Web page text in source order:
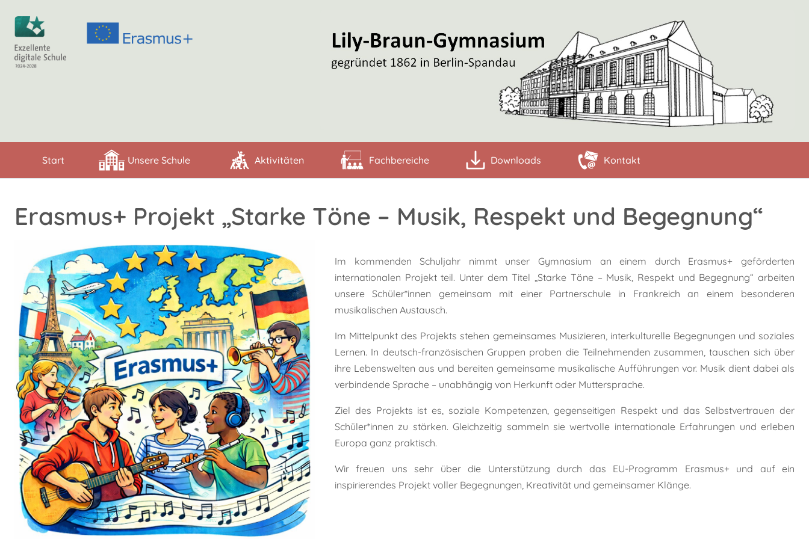
Start Unsere Schule Aktivitäten Fachbereiche Downloads Kontakt
Erasmus+ Projekt „Starke Töne – Musik, Respekt und Begegnung“
Im kommenden Schuljahr nimmt unser Gymnasium an einem durch Erasmus+ geförderten
internationalen Projekt teil. Unter dem Titel „Starke Töne – Musik, Respekt und Begegnung“ arbeiten
unsere Schüler*innen gemeinsam mit einer Partnerschule in Frankreich an einem besonderen
musikalischen Austausch.
Im Mittelpunkt des Projekts stehen gemeinsames Musizieren, interkulturelle Begegnungen und soziales
Lernen. In deutsch-französischen Gruppen proben die Teilnehmenden zusammen, tauschen sich über
ihre Lebenswelten aus und bereiten gemeinsame musikalische Aufführungen vor. Musik dient dabei als
verbindende Sprache – unabhängig von Herkunft oder Muttersprache.
Ziel des Projekts ist es, soziale Kompetenzen, gegenseitigen Respekt und das Selbstvertrauen der
Schüler*innen zu stärken. Gleichzeitig sammeln sie wertvolle internationale Erfahrungen und erleben
Europa ganz praktisch.
Wir freuen uns sehr über die Unterstützung durch das EU-Programm Erasmus+ und auf ein
inspirierendes Projekt voller Begegnungen, Kreativität und gemeinsamer Klänge.